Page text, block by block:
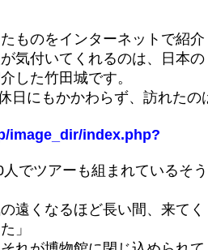
ものをインターネットで紹介
気付いてくれるのは、日本の
した竹田城です。
日にもかかわらず、訪れたの
image_dir/index.php?
でツアーも組まれているそう
遠くなるほど長い間、来てく
」